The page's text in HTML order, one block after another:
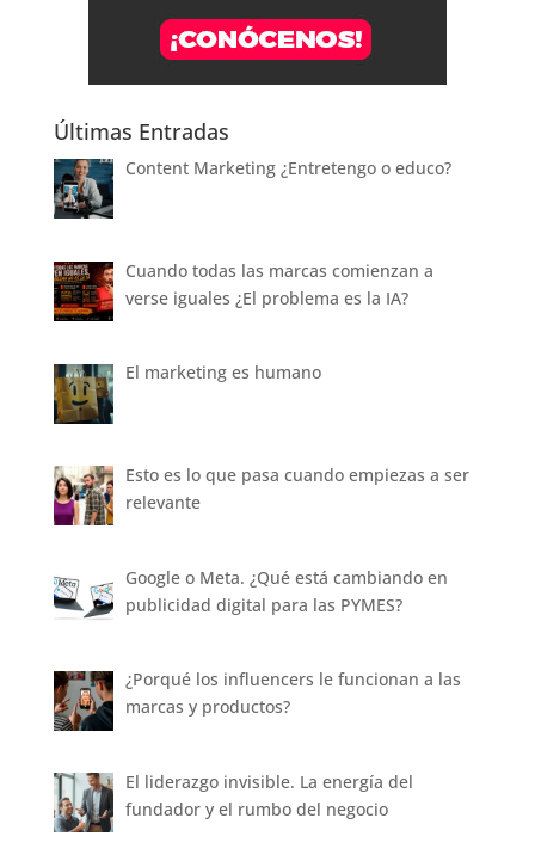
Últimas Entradas
Content Marketing ¿Entretengo o educo?
Cuando todas las marcas comienzan a
verse iguales ¿El problema es la IA?
El marketing es humano
Esto es lo que pasa cuando empiezas a ser
relevante
Google o Meta. ¿Qué está cambiando en
publicidad digital para las PYMES?
¿Porqué los influencers le funcionan a las
marcas y productos?
El liderazgo invisible. La energía del
fundador y el rumbo del negocio